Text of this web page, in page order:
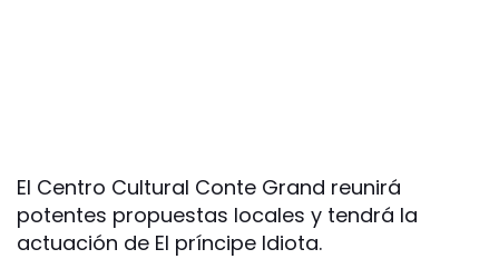
El Centro Cultural Conte Grand reunirá
potentes propuestas locales y tendrá la
actuación de El príncipe Idiota.